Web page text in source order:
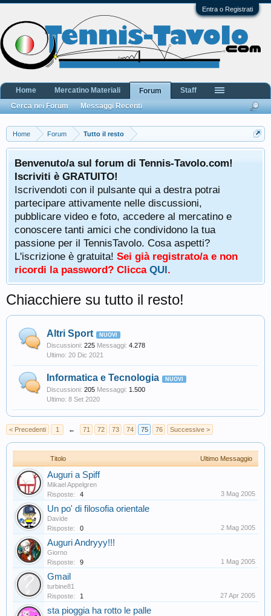
Entra o Registrati
Home Forum Tutto il resto
Benvenuto/a sul forum di Tennis-Tavolo.com!
Iscriviti è GRATUITO!
Iscrivendoti con il pulsante qui a destra potrai
partecipare attivamente nelle discussioni,
pubblicare video e foto, accedere al mercatino e
conoscere tanti amici che condividono la tua
passione per il TennisTavolo. Cosa aspetti?
L'iscrizione è gratuita! Sei già registrato/a e non
ricordi la password? Clicca QUI.
Chiacchiere su tutto il resto!
Altri Sport
Discussioni: 225 Messaggi: 4.278
20 Dic 2021
Informatica e Tecnologia
Discussioni: 205 Messaggi: 1.500
8 Set 2020
< Precedenti 1 ← 71 72 73 74 75 76 Successive >
Titolo Ultimo Messaggio
Auguri a Spiff
Mikael Appelgren
Risposte:
4 3 Mag 2005
Un po' di filosofia orientale
Davide
Risposte:
0 2 Mag 2005
Auguri Andryyy!!!
Giorno
Risposte:
9 1 Mag 2005
Gmail
turbine81
Risposte:
1 27 Apr 2005
sta pioggia ha rotto le palle
Home Mercatino Materiali
Forum
Cerca nei Forum
Messaggi Recenti
Staff